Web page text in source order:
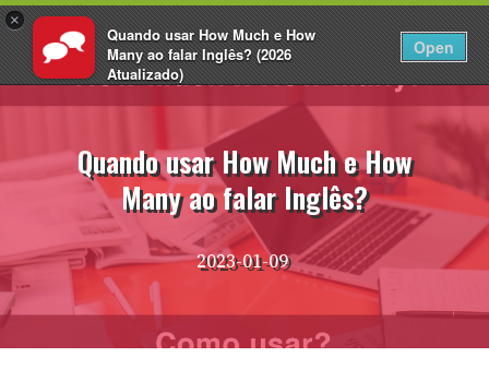
×
Quando usar How Much e How
Many ao falar Inglês? (2026
Atualizado)
EnglishCentral
Open
Fazer login PT
Pular
para
conteúdoQuando usar How Much e How
Many ao falar Inglês?
2023-01-09